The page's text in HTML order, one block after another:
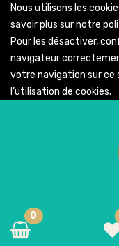
Nous utilisons les
savoir plus sur notre
Pour les désactiver,
navigateur
votre navigation sur ce
l’utilisation de cookies.
0